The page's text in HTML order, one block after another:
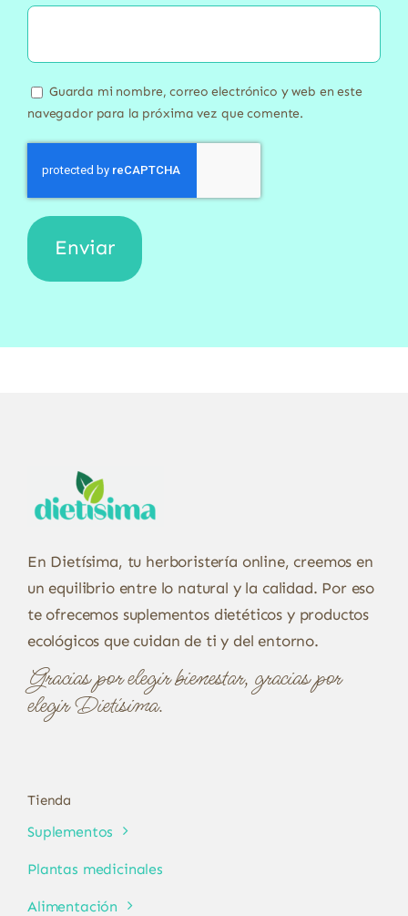
Guarda mi nombre, correo electrónico y web en este
navegador para la próxima vez que comente.
En Dietísima, tu herboristería online, creemos en
un equilibrio entre lo natural y la calidad. Por eso
te ofrecemos suplementos dietéticos y productos
ecológicos que cuidan de ti y del entorno.
Gracias por elegir bienestar, gracias por
elegir Dietísima.
Tienda
Suplementos
Plantas medicinales
Alimentación